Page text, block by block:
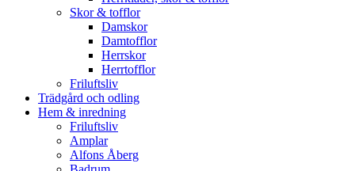
Skor & tofflor
Damskor
Damtofflor
Herrskor
Herrtofflor
Friluftsliv
Trädgård och odling
Hem & inredning
Friluftsliv
Amplar
Alfons Åberg